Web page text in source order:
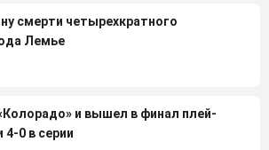
смерти четырехкратного
Лемье
и вышел в финал плей-
0 в серии